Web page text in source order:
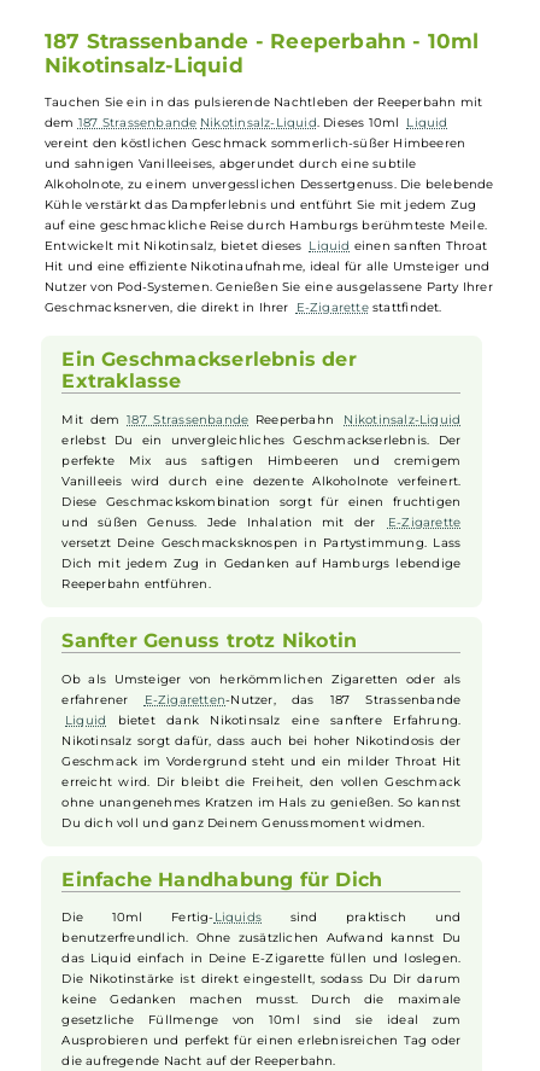
Praktische 10ml-Flasche, ideal für unterwegs und zu Hause
Schnelle Nikotinaufnahme und sanfterer Throat Hit
187 Strassenbande - Reeperbahn - 10ml
Nikotinsalz-Liquid
Tauchen Sie ein in das pulsierende Nachtleben der Reeperbahn mit
dem 187 Strassenbande Nikotinsalz-Liquid. Dieses 10ml Liquid
vereint den köstlichen Geschmack sommerlich-süßer Himbeeren
Alkoholnote, zu einem unvergesslichen Dessertgenuss. Die
Kühle verstärkt das Dampferlebnis und entführt Sie mit jedem Zug
auf eine geschmackliche Reise durch Hamburgs berühmteste Meile.
Entwickelt mit Nikotinsalz, bietet dieses Liquideinen sanften Throat
Hit und eine effiziente Nikotinaufnahme, ideal für alle Umsteiger
Nutzer von Pod-Systemen. Genießen Sie eine ausgelassene Party
Geschmacksnerven, die direkt in Ihrer E-Zigarettestattfindet.
Ein Geschmackserlebnis der
Extraklasse
erlebst Du ein unvergleichliches Geschmackserlebnis. Der
perfekte Mix aus saftigen Himbeeren und cremigem
Vanilleeis wird durch eine dezente Alkoholnote verfeinert.
Diese Geschmackskombination sorgt für einen fruchtigen
und süßen Genuss. Jede Inhalation mit der E-Zigarette
versetzt Deine Geschmacksknospen in Partystimmung. Lass
Dich mit jedem Zug in Gedanken auf Hamburgs lebendige
Reeperbahn entführen.
erfahrener
E-Zigaretten-Nutzer, das 187 Strassenbande
Liquid bietet dank Nikotinsalz eine sanftere Erfahrung.
Nikotinsalz sorgt dafür, dass auch bei hoher Nikotindosis der
Geschmack im Vordergrund steht und ein milder Throat Hit
erreicht wird. Dir bleibt die Freiheit, den vollen Geschmack
ohne unangenehmes Kratzen im Hals zu genießen. So kannst
Du dich voll und ganz Deinem Genussmoment widmen.